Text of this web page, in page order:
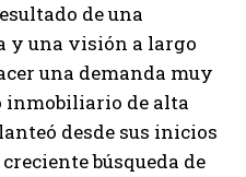
de una
y una visión a largo
una demanda muy
inmobiliario de alta
desde sus inicios
búsqueda de